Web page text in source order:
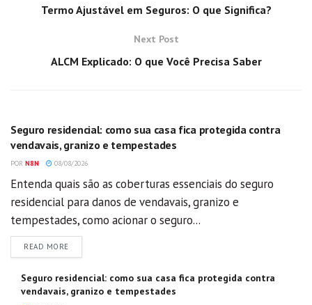
Termo Ajustável em Seguros: O que Significa?
Next Post
ALCM Explicado: O que Você Precisa Saber
Seguro residencial: como sua casa fica protegida contra
vendavais, granizo e tempestades
POR N8N 08/08/2026
Entenda quais são as coberturas essenciais do seguro
residencial para danos de vendavais, granizo e
tempestades, como acionar o seguro...
READ MOREDETAILS
Seguro residencial: como sua casa fica protegida contra
vendavais, granizo e tempestades